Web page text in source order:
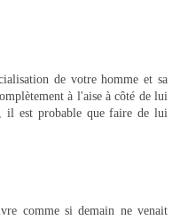
de votre homme et sa
à l'aise à côté de lui
il est probable que faire de lui
comme si demain ne venait